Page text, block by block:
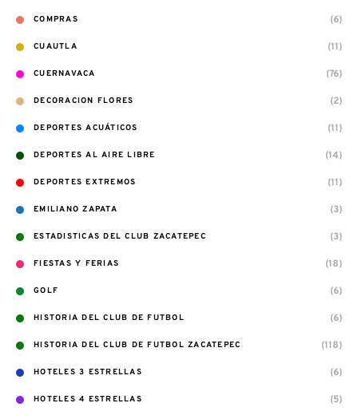
COMPRAS (6)
CUAUTLA (11)
CUERNAVACA (76)
DECORACION FLORES (2)
DEPORTES ACUÁTICOS (11)
DEPORTES AL AIRE LIBRE (14)
DEPORTES EXTREMOS (11)
EMILIANO ZAPATA (3)
ESTADISTICAS DEL CLUB ZACATEPEC (3)
FIESTAS Y FERIAS (18)
GOLF (6)
HISTORIA DEL CLUB DE FUTBOL (6)
HISTORIA DEL CLUB DE FUTBOL ZACATEPEC (118)
HOTELES 3 ESTRELLAS (6)
HOTELES 4 ESTRELLAS (5)